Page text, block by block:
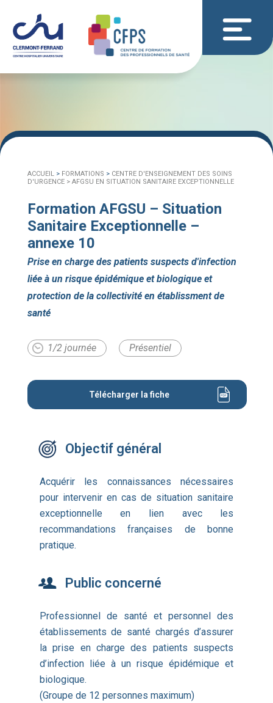
ACCUEIL> FORMATIONS > CENTRE D'ENSEIGNEMENT DES SOINS
D'URGENCE > AFGSU EN SITUATION SANITAIRE EXCEPTIONNELLE
Formation AFGSU – Situation
Sanitaire Exceptionnelle –
annexe 10
Prise en charge des patients suspects d'infection
liée à un risque épidémique et biologique et
protection de la collectivité en établissment de
santé
1/2 journée Présentiel
Télécharger la fiche
Objectif général
Acquérir les connaissances nécessaires
pour intervenir en cas de situation sanitaire
exceptionnelle en lien avec les
recommandations françaises de bonne
pratique.
Public concerné
Professionnel de santé et personnel des
établissements de santé chargés d’assurer
la prise en charge des patients suspects
d’infection liée à un risque épidémique et
biologique.
(Groupe de 12 personnes maximum)